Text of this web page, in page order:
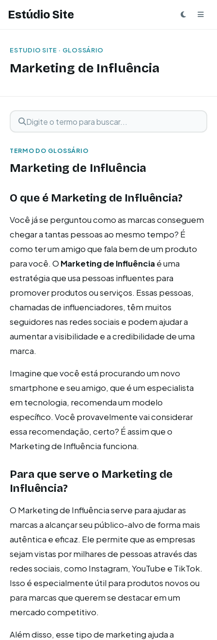
Estúdio Site
ESTUDIO SITE · GLOSSÁRIO
Marketing de Influência
Buscar termo
Digite o termo para buscar
TERMO DO GLOSSÁRIO
Marketing de Influência
O que é Marketing de Influência?
Você já se perguntou como as marcas conseguem
chegar a tantas pessoas ao mesmo tempo? É
como ter um amigo que fala bem de um produto
para você. O Marketing de Influência é uma
estratégia que usa pessoas influentes para
promover produtos ou serviços. Essas pessoas,
chamadas de influenciadores, têm muitos
seguidores nas redes sociais e podem ajudar a
aumentar a visibilidade e a credibilidade de uma
marca.
Imagine que você está procurando um novo
smartphone e seu amigo, que é um especialista
em tecnologia, recomenda um modelo
específico. Você provavelmente vai considerar
essa recomendação, certo? É assim que o
Marketing de Influência funciona.
Para que serve o Marketing de
Influência?
O Marketing de Influência serve para ajudar as
marcas a alcançar seu público-alvo de forma mais
autêntica e eficaz. Ele permite que as empresas
sejam vistas por milhares de pessoas através das
redes sociais, como Instagram, YouTube e TikTok.
Isso é especialmente útil para produtos novos ou
para marcas que querem se destacar em um
mercado competitivo.
Além disso, esse tipo de marketing ajuda a